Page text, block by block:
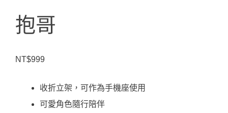
抱哥
NT$999
收折立架，可作為手機座使用
可愛角色隨行陪伴